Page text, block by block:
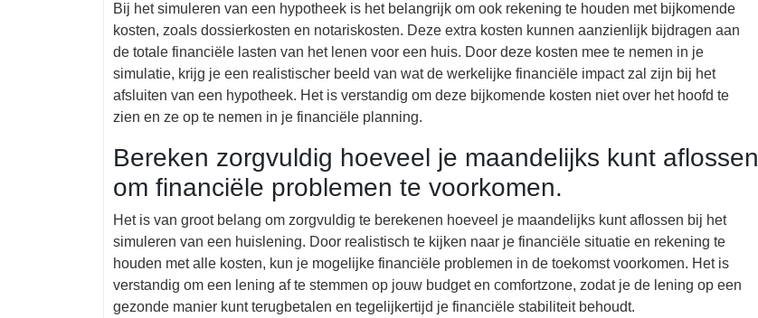
Bij het simuleren van een hypotheek is het belangrijk om ook rekening te houden met bijkomende
kosten, zoals dossierkosten en notariskosten. Deze extra kosten kunnen aanzienlijk bijdragen aan
de totale financiële lasten van het lenen voor een huis. Door deze kosten mee te nemen in je
simulatie, krijg je een realistischer beeld van wat de werkelijke financiële impact zal zijn bij het
afsluiten van een hypotheek. Het is verstandig om deze bijkomende kosten niet over het hoofd te
zien en ze op te nemen in je financiële planning.
Bereken zorgvuldig hoeveel je maandelijks kunt aflossen
om financiële problemen te voorkomen.
Het is van groot belang om zorgvuldig te berekenen hoeveel je maandelijks kunt aflossen bij het
simuleren van een huislening. Door realistisch te kijken naar je financiële situatie en rekening te
houden met alle kosten, kun je mogelijke financiële problemen in de toekomst voorkomen. Het is
verstandig om een lening af te stemmen op jouw budget en comfortzone, zodat je de lening op een
gezonde manier kunt terugbetalen en tegelijkertijd je financiële stabiliteit behoudt.